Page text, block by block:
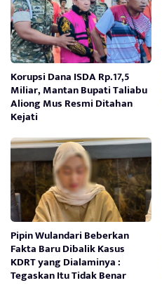
Korupsi Dana ISDA Rp.17,5
Miliar, Mantan Bupati Taliabu
Aliong Mus Resmi Ditahan
Kejati
Pipin Wulandari Beberkan
Fakta Baru Dibalik Kasus
KDRT yang Dialaminya :
Tegaskan Itu Tidak Benar